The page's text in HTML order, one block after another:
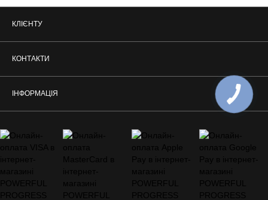
КЛІЄНТУ
КОНТАКТИ
ІНФОРМАЦІЯ